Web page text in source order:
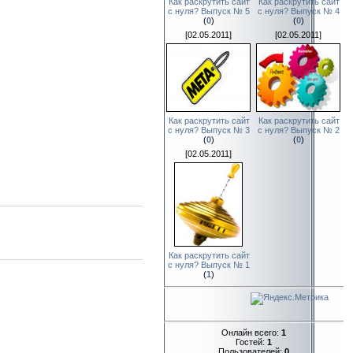
с нуля? Выпуск № 5
(0)
с нуля? Выпуск № 4
(0)
[02.05.2011]
Как раскрутить сайт
с нуля? Выпуск № 3
(0)
[02.05.2011]
Как раскрутить сайт
с нуля? Выпуск № 2
(0)
[02.05.2011]
Как раскрутить сайт
с нуля? Выпуск № 1
(1 )
Онлайн всего: 1
Гостей: 1